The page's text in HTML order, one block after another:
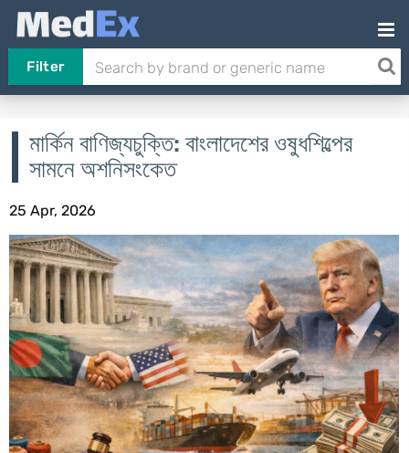
Filter
মার্কিন বাণিজ্যচুক্তি: বাংলাদেশের ওষুধশিল্পের
সামনে অশনিসংকেত
25 Apr, 2026